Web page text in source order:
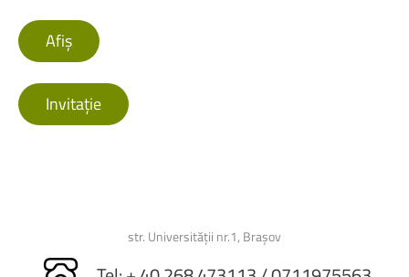
Afiș
Invitație
str. Universității nr.1, Brașov